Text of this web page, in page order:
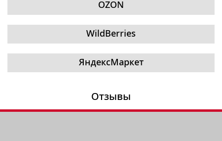
OZON
WildBerries
ЯндексМаркет
Отзывы